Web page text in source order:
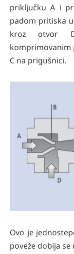
priključku A i
padom pritiska
kroz otvor
komprimovanim
C na prigušnici.
Ovo je
poveže dobija